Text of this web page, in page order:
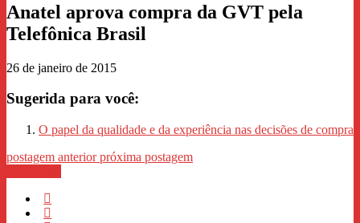
Anatel aprova compra da GVT pela
Telefônica Brasil
26 de janeiro de 2015
Sugerida para você:
O papel da qualidade e da experiência nas decisões de compra
postagem anteriorpróxima postagem